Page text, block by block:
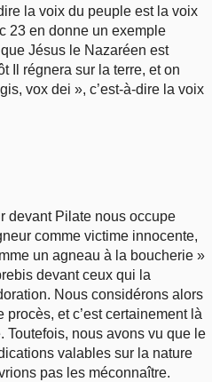
la voix du peuple est la voix
23 en donne un exemple
Jésus le Nazaréen est
Il régnera sur la terre, et on
vox dei », c’est-à-dire la voix
devant Pilate nous occupe
comme victime innocente,
un agneau à la boucherie »
devant ceux qui la
Nous considérons alors
et c’est certainement là
Toutefois, nous avons vu que le
valables sur la nature
pas les méconnaître.